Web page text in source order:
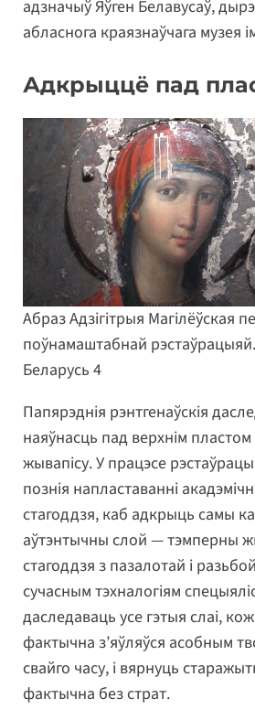
адзначыў Яўген Белавусаў,
абласнога краязнаўчага музея
Адкрыццё пад
Абраз Адзігітрыя Магілёўская
поўнамаштабнай
Беларусь 4
Папярэднія рэнтгенаўскія
наяўнасць пад верхнім
жывапісу. У працэсе
познія напластаванні
стагоддзя, каб адкрыць самы
аўтэнтычны слой — тэмперны
стагоддзя з пазалотай і
сучасным тэхналогіям
даследаваць усе гэтыя слаі,
фактычна з’яўляўся асобным
свайго часу, і вярнуць
фактычна без страт.